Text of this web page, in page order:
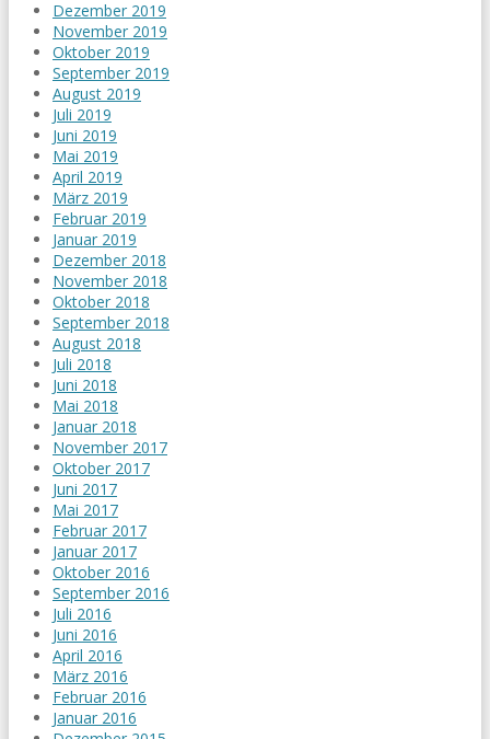
Dezember 2019
November 2019
Oktober 2019
September 2019
August 2019
Juli 2019
Juni 2019
Mai 2019
April 2019
März 2019
Februar 2019
Januar 2019
Dezember 2018
November 2018
Oktober 2018
September 2018
August 2018
Juli 2018
Juni 2018
Mai 2018
Januar 2018
November 2017
Oktober 2017
Juni 2017
Mai 2017
Februar 2017
Januar 2017
Oktober 2016
September 2016
Juli 2016
Juni 2016
April 2016
März 2016
Februar 2016
Januar 2016